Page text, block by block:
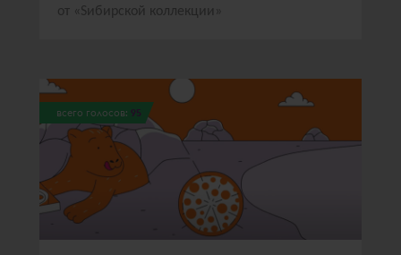
от «Sибирской коллекции»
всего голосов: 95